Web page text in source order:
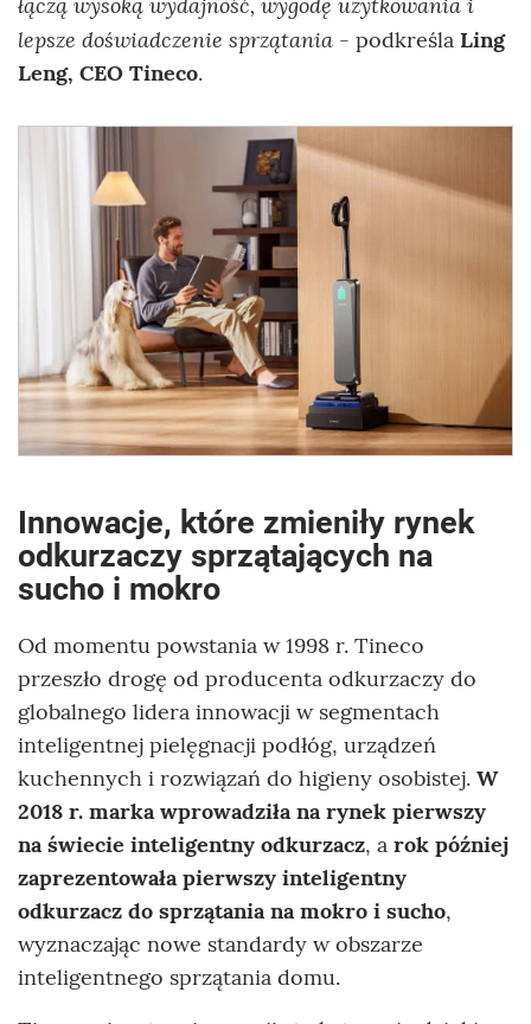
lepsze doświadczenie sprzątania - podkreśla Ling
Leng, CEO Tineco.
Innowacje, które zmieniły rynek
odkurzaczy sprzątających na
sucho i mokro
Od momentu powstania w 1998 r. Tineco
przeszło drogę od producenta odkurzaczy do
globalnego lidera innowacji w segmentach
inteligentnej pielęgnacji podłóg, urządzeń
kuchennych i rozwiązań do higieny osobistej. W
2018 r. marka wprowadziła na rynek pierwszy
na świecie inteligentny odkurzacz, a rok później
zaprezentowała pierwszy inteligentny
odkurzacz do sprzątania na mokro i sucho,
wyznaczając nowe standardy w obszarze
inteligentnego sprzątania domu.